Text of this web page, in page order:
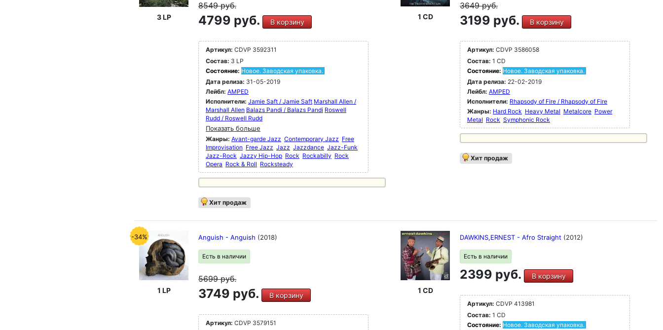
3 LP
8549руб.
4799 руб. В корзину
Артикул: CDVP 3592311
Состав: 3 LP
Состояние: Новое. Заводская упаковка.
Дата релиза: 31-05-2019
Лейбл: AMPED
Исполнители: Jamie Saft / Jamie Saft Marshall Allen /
Marshall Allen Balazs Pandi / Balazs Pandi Roswell
Rudd / Roswell Rudd
Показать больше
Жанры: Avant-garde Jazz Contemporary Jazz Free
Improvisation Free Jazz Jazz Jazzdance Jazz-Funk
Jazz-Rock Jazzy Hip-Hop Rock Rockabilly Rock
Opera Rock & Roll Rocksteady
Хит продаж
1 CD
3649руб.
3199 руб. В корзину
Артикул: CDVP 3586058
Состав: 1 CD
Состояние: Новое. Заводская упаковка.
Дата релиза: 22-02-2019
Лейбл: AMPED
Исполнители: Rhapsody of Fire / Rhapsody of Fire
Жанры: Hard Rock Heavy Metal Metalcore Power
Metal Rock Symphonic Rock
Хит продаж
-34%
1 LP
Anguish - Anguish (2018)
Есть в наличии
5699руб.
3749 руб. В корзину
Артикул: CDVP 3579151
1 CD
DAWKINS,ERNEST - Afro Straight (2012)
Есть в наличии
2399 руб. В корзину
Артикул: CDVP 413981
Состав: 1 CD
Состояние: Новое. Заводская упаковка.